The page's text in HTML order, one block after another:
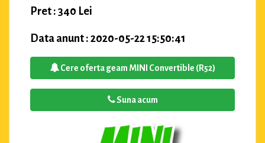
Pret : 340 Lei
Data anunt : 2020-05-22 15:50:41
Cere oferta geam MINI Convertible (R52)
Suna acum